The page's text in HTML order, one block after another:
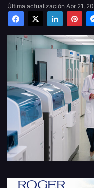
Última actualización Abr 21,
Facebook
X LinkedIn